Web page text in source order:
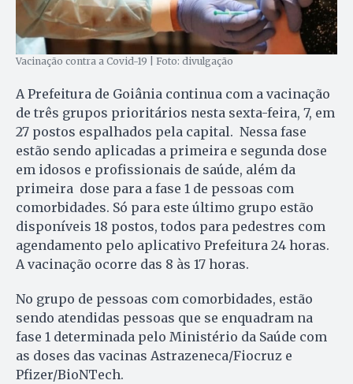
Vacinação contra a Covid-19 | Foto: divulgação
A Prefeitura de Goiânia continua com a vacinação
de três grupos prioritários nesta sexta-feira, 7, em
27 postos espalhados pela capital. Nessa fase
estão sendo aplicadas a primeira e segunda dose
em idosos e profissionais de saúde, além da
primeira dose para a fase 1 de pessoas com
comorbidades. Só para este último grupo estão
disponíveis 18 postos, todos para pedestres com
agendamento pelo aplicativo Prefeitura 24 horas.
A vacinação ocorre das 8 às 17 horas.
No grupo de pessoas com comorbidades, estão
sendo atendidas pessoas que se enquadram na
fase 1 determinada pelo Ministério da Saúde com
as doses das vacinas Astrazeneca/Fiocruz e
Pfizer/BioNTech.